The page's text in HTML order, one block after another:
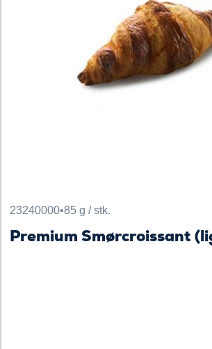
23240000•85 g / stk.
Premium Smørcroissant